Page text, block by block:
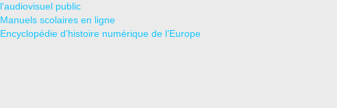
l'audiovisuel public
Manuels scolaires en ligne
Encyclopédie d’histoire numérique de l’Europe